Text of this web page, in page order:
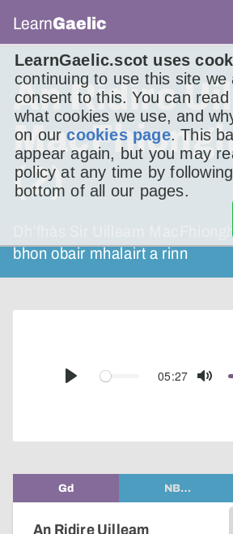
LearnGaelic.scot uses
continuing to use this site we
consent to this. You can
what cookies we use, and
on ourcookies page. This
appear again, but you may
policy at any time by
bottom of all our pages.
LearnGaelic
An Ridire
(2)
Dh’fhàs Sir Uilleam
bhon obair mhalairt a rinn
Play
05:27
Mute
Gd NB…
An Ridire Uilleam